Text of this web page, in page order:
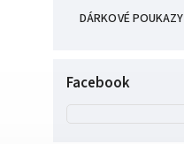
DÁRKOVÉ POUKAZY
Facebook